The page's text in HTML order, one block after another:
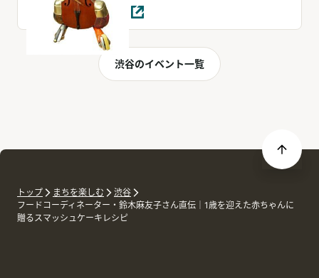
渋谷のイベント一覧
トップ まちを楽しむ
渋谷
フードコーディネーター・鈴木麻友子さん直伝｜1歳を迎えた赤ちゃんに
贈るスマッシュケーキレシピ